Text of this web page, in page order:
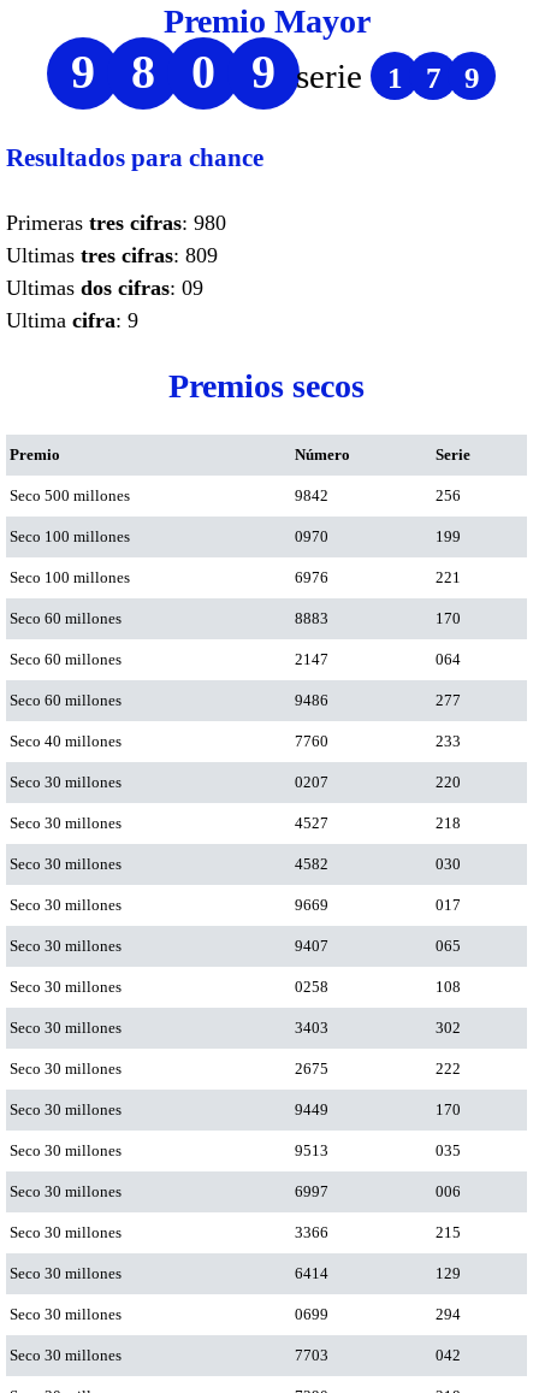
Premio Mayor
9 8 0 9 serie 1 7 9
Resultados para chance
Primeras tres cifras: 980
Ultimas tres cifras: 809
Ultimas dos cifras: 09
Ultima cifra: 9
Premios secos
Premio Número Serie
Seco 500 millones 9842 256
Seco 100 millones 0970 199
Seco 100 millones 6976 221
Seco 60 millones 8883 170
Seco 60 millones 2147 064
Seco 60 millones 9486 277
Seco 40 millones 7760 233
Seco 30 millones 0207 220
Seco 30 millones 4527 218
Seco 30 millones 4582 030
Seco 30 millones 9669 017
Seco 30 millones 9407 065
Seco 30 millones 0258 108
Seco 30 millones 3403 302
Seco 30 millones 2675 222
Seco 30 millones 9449 170
Seco 30 millones 9513 035
Seco 30 millones 6997 006
Seco 30 millones 3366 215
Seco 30 millones 6414 129
Seco 30 millones 0699 294
Seco 30 millones 7703 042